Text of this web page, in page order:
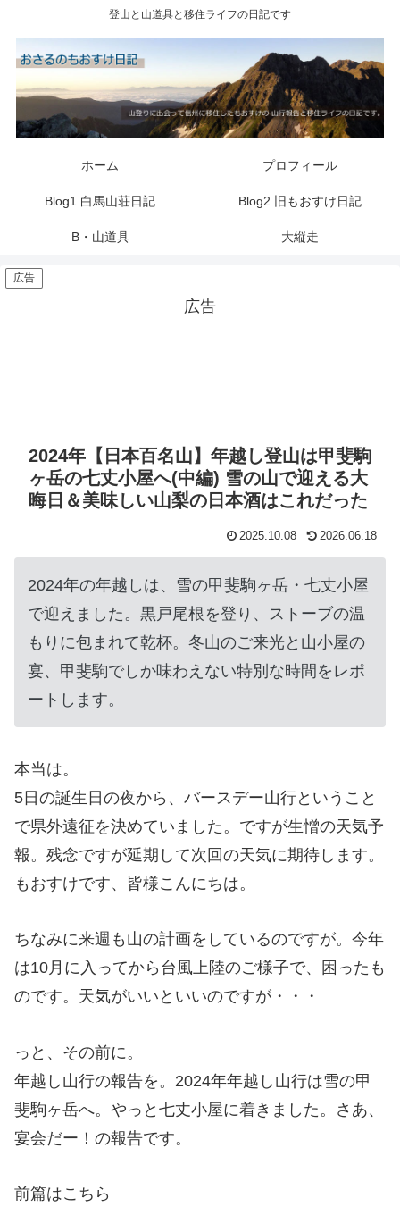
登山と山道具と移住ライフの日記です
ホーム プロフィール
Blog1 白馬山荘日記 Blog2 旧もおすけ日記
B・山道具 大縦走
広告
広告
2024年【日本百名山】年越し登山は甲斐駒
ヶ岳の七丈小屋へ(中編) 雪の山で迎える大
晦日＆美味しい山梨の日本酒はこれだった
2025.10.08 2026.06.18
2024年の年越しは、雪の甲斐駒ヶ岳・七丈小屋
で迎えました。黒戸尾根を登り、ストーブの温
もりに包まれて乾杯。冬山のご来光と山小屋の
宴、甲斐駒でしか味わえない特別な時間をレポ
ートします。
本当は。
5日の誕生日の夜から、バースデー山行ということ
で県外遠征を決めていました。ですが生憎の天気予
報。残念ですが延期して次回の天気に期待します。
もおすけです、皆様こんにちは。
ちなみに来週も山の計画をしているのですが。今年
は10月に入ってから台風上陸のご様子で、困ったも
のです。天気がいいといいのですが・・・
っと、その前に。
年越し山行の報告を。2024年年越し山行は雪の甲
斐駒ヶ岳へ。やっと七丈小屋に着きました。さあ、
宴会だー！の報告です。
前篇はこちら